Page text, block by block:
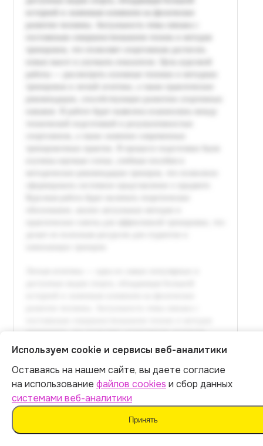
Итог:399р.
Оплатить
Используем cookie и сервисы веб-аналитики
Оставаясь на нашем сайте, вы даете согласие
на использование файлов cookies и сбор данных
системами веб-аналитики
Принять